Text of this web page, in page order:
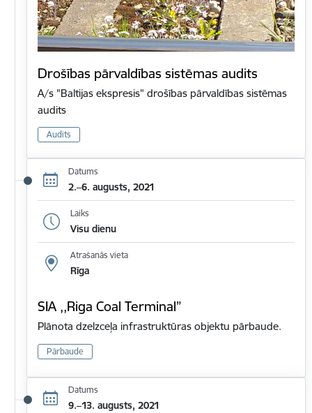
Drošības pārvaldības sistēmas audits
A/s "Baltijas ekspresis" drošības pārvaldības sistēmas
audits
Audits
Datums
2.–6. augusts, 2021
Laiks
Visu dienu
Atrašanās vieta
Rīga
SIA ,,Riga Coal Terminal”
Plānota dzelzceļa infrastruktūras objektu pārbaude.
Pārbaude
Datums
9.–13. augusts, 2021